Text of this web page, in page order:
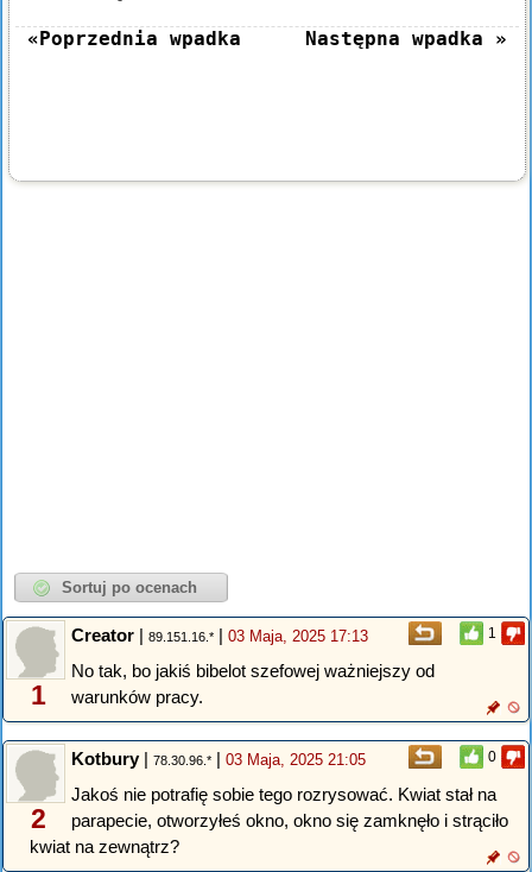
«Poprzednia wpadka Następna wpadka »
1
1
Creator | 89.151.16.* | 03 Maja, 2025 17:13
No tak, bo jakiś bibelot szefowej ważniejszy od
warunków pracy.
0
2
Kotbury| 78.30.96.* | 03 Maja, 2025 21:05
Jakoś nie potrafię sobie tego rozrysować. Kwiat stał na
parapecie, otworzyłeś okno, okno się zamknęło i strąciło
kwiat na zewnątrz?